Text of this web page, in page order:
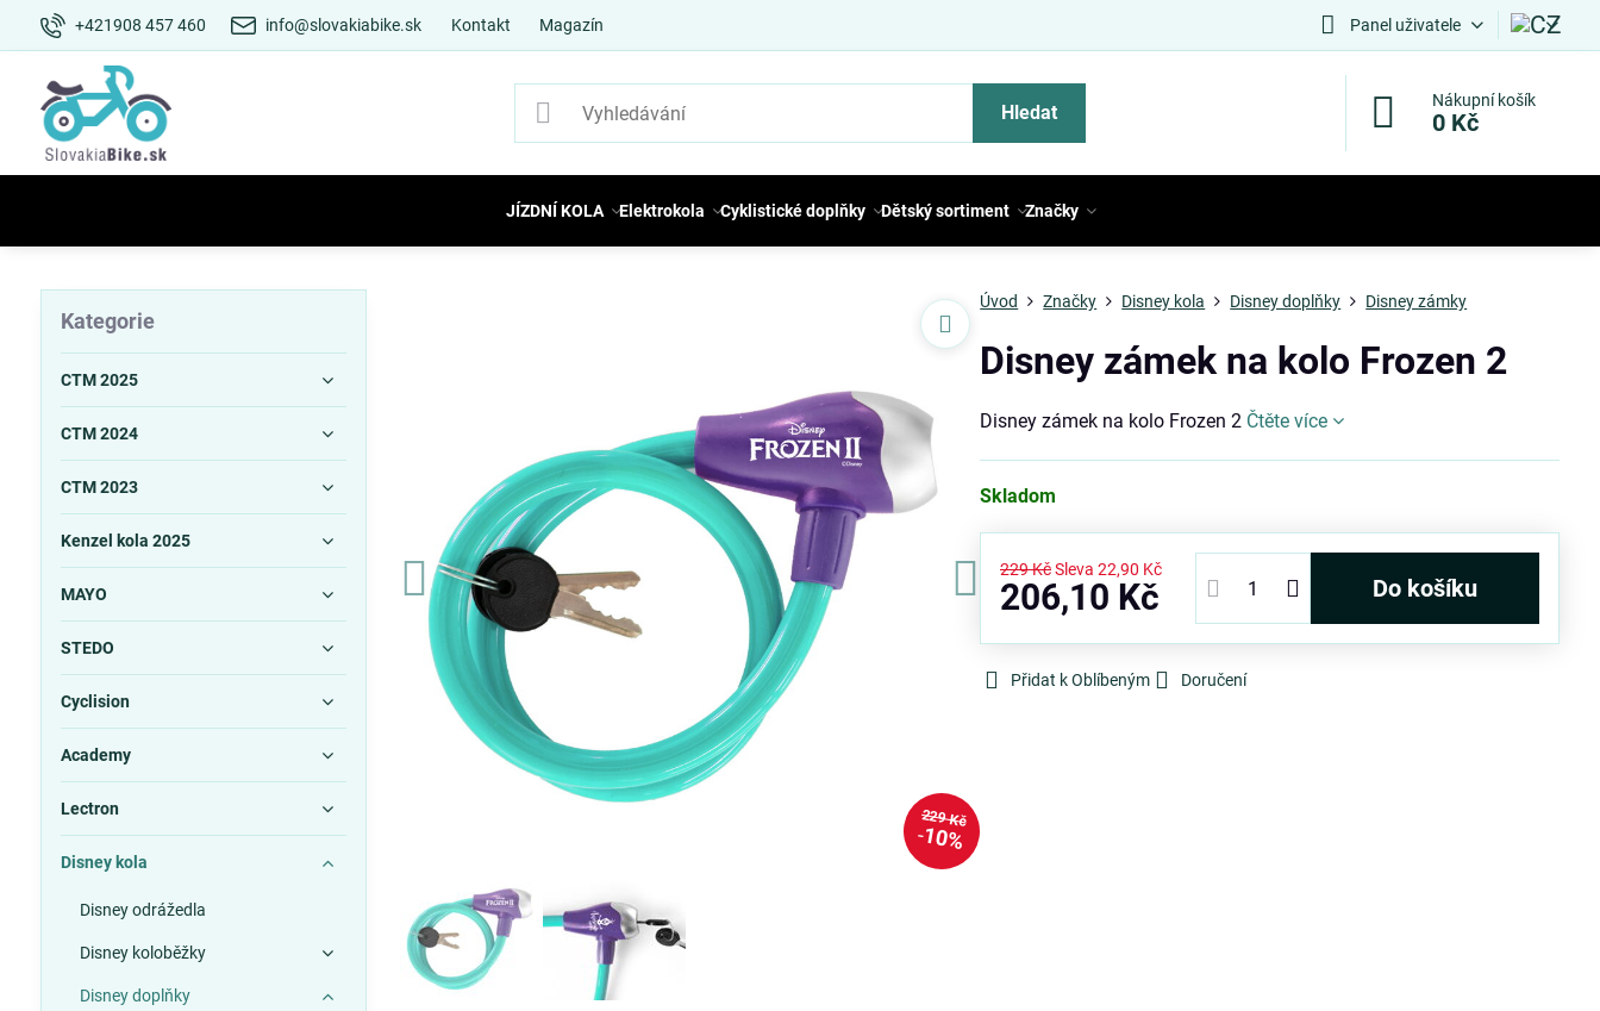
+421908 457 460 info@slovakiabike.sk Kontakt Magazín Panel uživatele
Hledat
Nákupní košík
0 Kč
JÍZDNÍ KOLA Elektrokola Cyklistické doplňky Dětský sortiment Značky
229 Kč
10%
Úvod Značky Disney kola Disney doplňky Disney zámky
Disney zámek na kolo Frozen 2
Disney zámek na kolo Frozen 2 Čtěte více
Skladom
229 Kč Sleva 22,90 Kč
206,10 Kč Do košíku
Přidat k Oblíbeným Doručení
Kategorie
CTM 2025
CTM 2024
CTM 2023
Kenzel kola 2025
MAYO
STEDO
Cyclision
Academy
Lectron
Disney kola
Disney odrážedla
Disney koloběžky
Disney doplňky